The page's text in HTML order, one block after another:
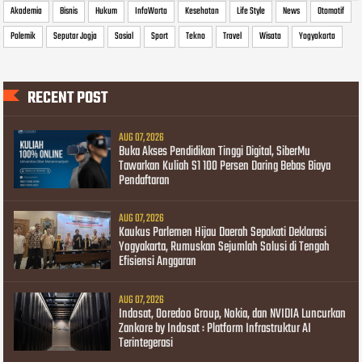
Akademia Bisnis Hukum InfoWarta Kesehatan Life Style News
Otomotif
Polemik
Seputar Jogja Sosial Sport Tekno Travel Wisata Yogyakarta
RECENT POST
AUG 07, 2026
Buka Akses Pendidikan Tinggi Digital, SiberMu
Tawarkan Kuliah S1 100 Persen Daring Bebas Biaya
Pendaftaran
AUG 07, 2026
Kaukus Parlemen Hijau Daerah Sepakati Deklarasi
Yogyakarta, Rumuskan Sejumlah Solusi di Tengah
Efisiensi Anggaran
AUG 07, 2026
Indosat, Ooredoo Group, Nokia, dan NVIDIA Luncurkan
Zankore by Indosat : Platform Infrastruktur AI
Terintegerasi